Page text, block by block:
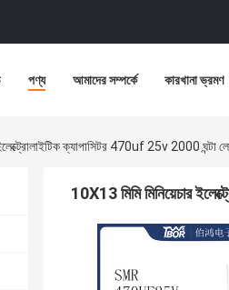
পণ্য আমাদের সম্পর্কে কারখানা ভ্রমণ
ক্যাপাসিটর 470uf 25v 2000 ঘন্টা
10X13 মিমি মিনিয়েচার